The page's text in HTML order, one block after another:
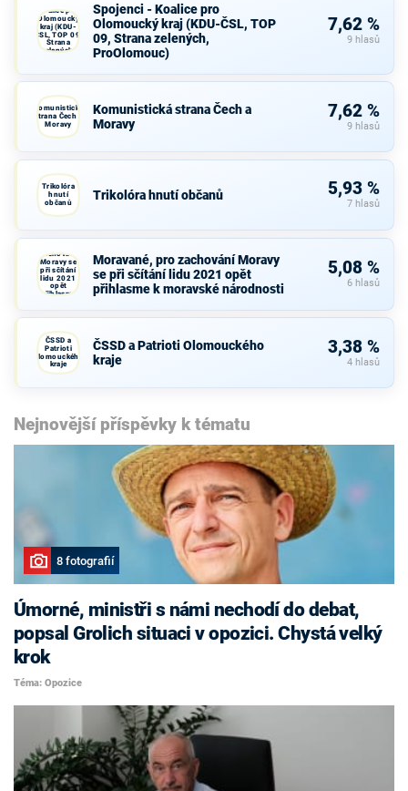
Koalice pro
Olomoucký
kraj (KDU-
ČSL, TOP 09,
Strana
zelených,
Spojenci - Koalice pro
Olomoucký kraj (KDU-ČSL, TOP
09, Strana zelených,
ProOlomouc)
7,62 %
9 hlasů
Komunistická
strana Čech a
Moravy
Komunistická strana Čech a
Moravy
7,62 %
9 hlasů
Trikolóra
hnutí
občanů
Trikolóra hnutí občanů 5,93 %
7 hlasů
Moravané,
zachování
Moravy se
při sčítání
lidu 2021
opět
přihlasme
Moravané, pro zachování Moravy
se při sčítání lidu 2021 opět
přihlasme k moravské národnosti
5,08 %
6 hlasů
ČSSD a
Patrioti
Olomouckého
kraje
ČSSD a Patrioti Olomouckého
kraje
3,38 %
4 hlasů
Nejnovější příspěvky k tématu
8 fotografií
Úmorné, ministři s námi nechodí do debat,
popsal Grolich situaci v opozici. Chystá velký
krok
Téma: Opozice